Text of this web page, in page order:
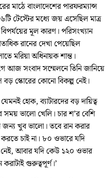
মাঠে বাংলাদেশের পারফরম্যান্স
টেস্টের মধ্যে জয় এসেছিল মাত্র
মূল কারণ। পরিসংখ্যান
রানের দেখা পেয়েছিল
মরিয়া অধিনায়ক শান্ত।
আজ সংবাদ সম্মেলনে তিনি জানিয়ে
স্কোরের কোনো বিকল্প নেই।
হোক, ব্যাটারদের বড় দায়িত্ব
ভালো খেলি। চার শ’র বেশি
জন্য খুব ভালো। তবে রান করার
চাই না। ৮০ ওভারে যদি
আবার যদি কেউ ১২০ ওভার
গুরুত্বপূর্ণ।’